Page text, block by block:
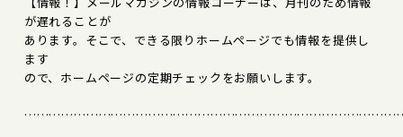
が遅れることが
あります。そこで、できる限りホームページでも情報を提供し
ます
ので、ホームページの定期チェックをお願いします。